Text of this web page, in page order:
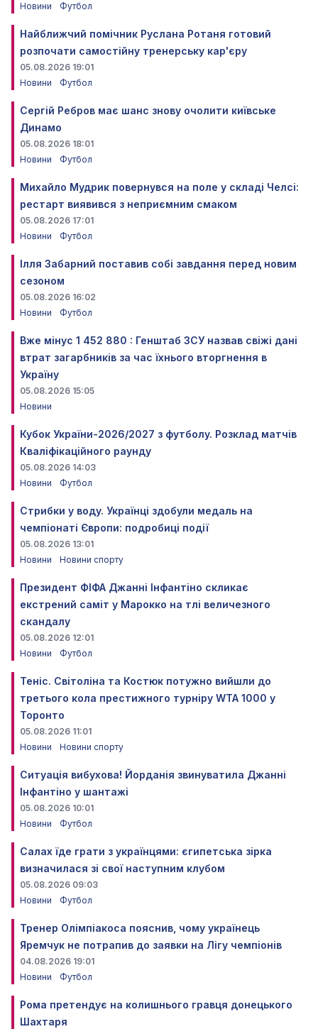
Новини Футбол
Найближчий помічник Руслана Ротаня готовий
розпочати самостійну тренерську кар'єру
05.08.2026 19:01
Новини
Футбол
Сергій Ребров має шанс знову очолити київське
Динамо
05.08.2026 18:01
Новини
Футбол
Михайло Мудрик повернувся на поле у складі Челсі:
рестарт виявився з неприємним смаком
05.08.2026 17:01
Новини
Футбол
Ілля Забарний поставив собі завдання перед новим
сезоном
05.08.2026 16:02
Новини
Футбол
Вже мінус 1 452 880 : Генштаб ЗСУ назвав свіжі дані
втрат загарбників за час їхнього вторгнення в
Україну
05.08.2026 15:05
Новини
Кубок України-2026/2027 з футболу. Розклад матчів
Кваліфікаційного раунду
05.08.2026 14:03
Новини
Футбол
Стрибки у воду. Українці здобули медаль на
чемпіонаті Європи: подробиці події
05.08.2026 13:01
Новини
Новини спорту
Президент ФІФА Джанні Інфантіно скликає
екстрений саміт у Марокко на тлі величезного
скандалу
05.08.2026 12:01
Новини
Футбол
Теніс. Світоліна та Костюк потужно вийшли до
третього кола престижного турніру WTA 1000 у
Торонто
05.08.2026 11:01
Новини
Новини спорту
Ситуація вибухова! Йорданія звинуватила Джанні
Інфантіно у шантажі
05.08.2026 10:01
Новини
Футбол
Салах їде грати з українцями: єгипетська зірка
визначилася зі свої наступним клубом
05.08.2026 09:03
Новини
Футбол
Тренер Олімпіакоса пояснив, чому українець
Яремчук не потрапив до заявки на Лігу чемпіонів
04.08.2026 19:01
Новини
Футбол
Рома претендує на колишнього гравця донецького
Шахтаря